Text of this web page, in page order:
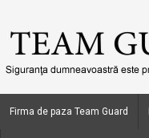
Firma de paza Team Guard